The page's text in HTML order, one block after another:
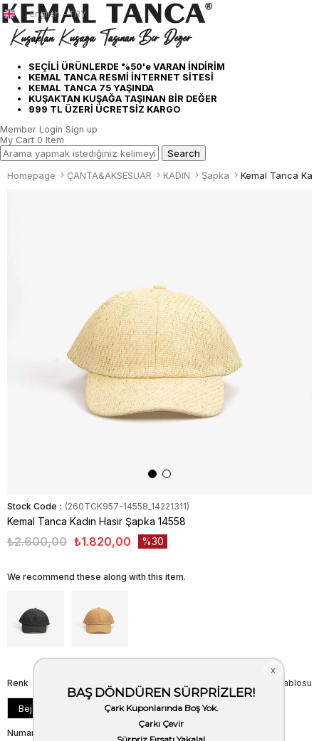
SEÇİLİ ÜRÜNLERDE %50'e VARAN İNDİRİM
KEMAL TANCA RESMİ İNTERNET SİTESİ
KEMAL TANCA 75 YAŞINDA
KUŞAKTAN KUŞAĞA TAŞINAN BİR DEĞER
999 TL ÜZERİ ÜCRETSİZ KARGO
English - TRY
Member Login Sign up
My Cart 0 Item
Homepage ÇANTA&AKSESUAR KADIN Şapka Kemal Tanca
Stock Code (260TCK957-14558_14221311)
Kemal Tanca Kadın Hasır Şapka 14558
₺2.600,00 ₺1.820,00 30
We recommend these along with this item.
Beden Tablosu
Renk
Bej
Numara